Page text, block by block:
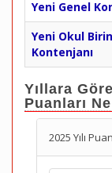
Yeni Genel
Yeni Okul
Kontenjanı
Yıllara
Puanları
2025 Yılı